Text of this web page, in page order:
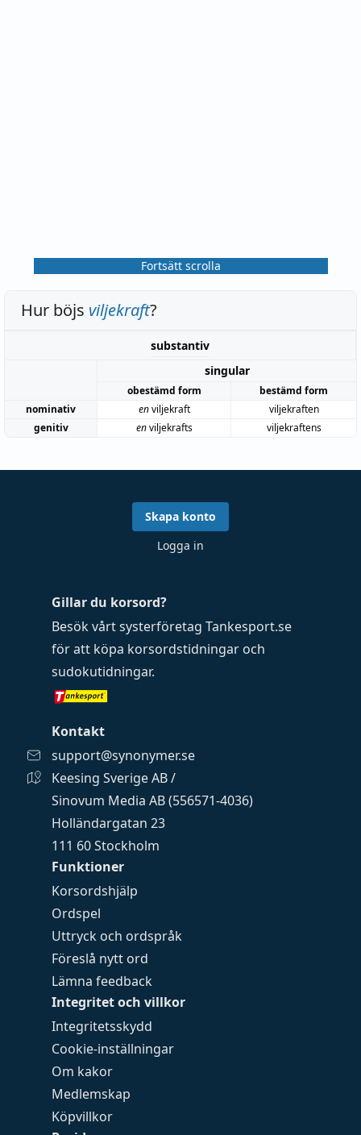
Fortsätt scrolla
Hur böjs viljekraft?
substantiv
singular
obestämd form
bestämd form
nominativ
enviljekraft
viljekraften
genitiv
enviljekrafts viljekraftens
Funktioner
Korsordshjälp
Ordspel
Uttryck och ordspråk
Föreslå nytt ord
Lämna feedback
Integritet och villkor
Integritetsskydd
Cookie-inställningar
Om kakor
Medlemskap
Köpvillkor
Gillar du korsord?
Besök vårt systerföretag Tankesport.se
för att köpa korsordstidningar och
sudokutidningar.
Kontakt
support@synonymer.se
Keesing Sverige AB /
Sinovum Media AB (556571-4036)
Holländargatan 23
111 60 Stockholm
Skapa konto
Logga in